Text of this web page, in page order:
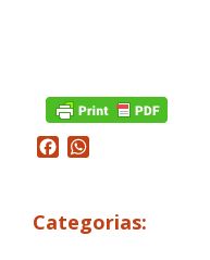
Facebook
Categorias: